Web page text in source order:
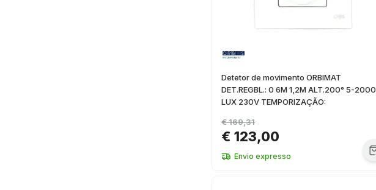
Detetor de movimento ORBIMAT
DET.REGBL.: 0 6M 1,2M ALT.200° 5-2000
LUX 230V TEMPORIZAÇÃO:
€ 123,00
€ 169,31
Envio expresso